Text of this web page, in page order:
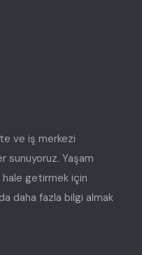
ve iş merkezi
sunuyoruz. Yaşam
hale getirmek için
daha fazla bilgi almak